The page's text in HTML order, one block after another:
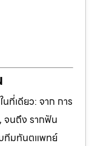
ที่เดียว: จาก การ
จนถึง รากฟัน
ทีมทันตแพทย์